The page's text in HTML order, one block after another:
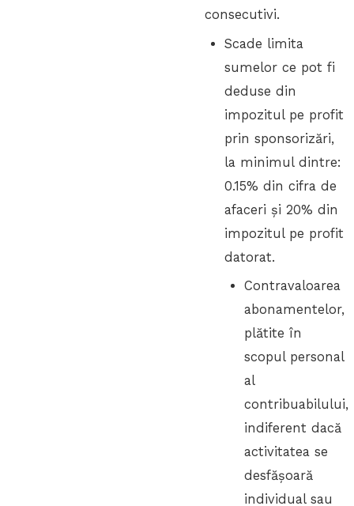
consecutivi.
Scade limita
sumelor ce pot fi
deduse din
impozitul pe profit
prin sponsorizări,
la minimul dintre:
0.15% din cifra de
afaceri și 20% din
impozitul pe profit
datorat.
Contravaloarea
abonamentelor,
plătite în
scopul personal
al
contribuabilului,
indiferent dacă
activitatea se
desfășoară
individual sau